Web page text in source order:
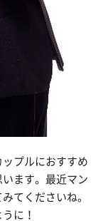
プルにおすすめ
ます。最近マン
てくださいね。
に！